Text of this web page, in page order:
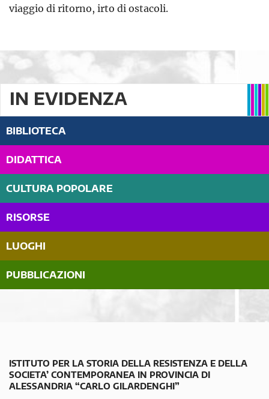
viaggio di ritorno, irto di ostacoli.
IN EVIDENZA
BIBLIOTECA
DIDATTICA
CULTURA POPOLARE
RISORSE
LUOGHI
PUBBLICAZIONI
ISTITUTO PER LA STORIA DELLA RESISTENZA E DELLA
SOCIETA’ CONTEMPORANEA IN PROVINCIA DI
ALESSANDRIA “CARLO GILARDENGHI”